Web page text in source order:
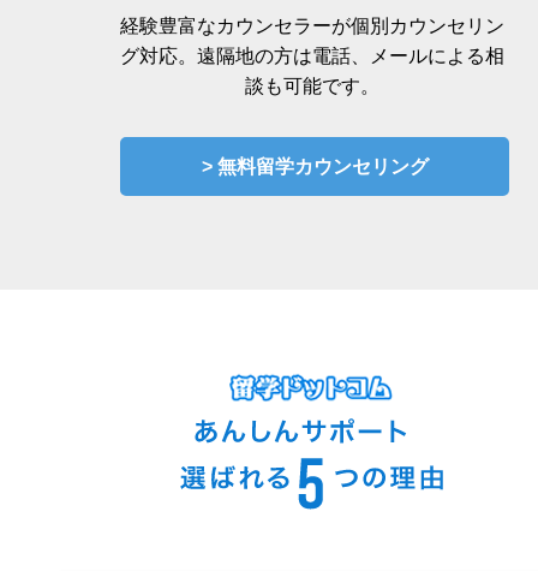
経験豊富なカウンセラーが個別カウンセリン
グ対応。遠隔地の方は電話、メールによる相
談も可能です。
> 無料留学カウンセリング